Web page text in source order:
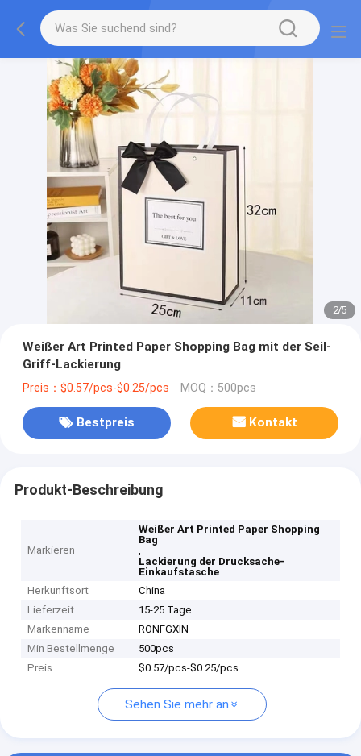
2/5
Weißer Art Printed Paper Shopping Bag mit der Seil-
Griff-Lackierung
Preis：$0.57/pcs-$0.25/pcs MOQ：500pcs
Bestpreis Kontakt
Produkt-Beschreibung
Markieren
Weißer Art Printed Paper Shopping
Bag
,
Lackierung der Drucksache-
Einkaufstasche
Herkunftsort
China
Lieferzeit
15-25 Tage
Markenname
RONFGXIN
Min Bestellmenge
500pcs
Preis
$0.57/pcs-$0.25/pcs
Sehen Sie mehr an